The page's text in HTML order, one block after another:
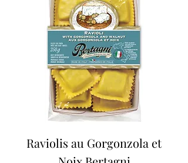
Raviolis au Gorgonzola et